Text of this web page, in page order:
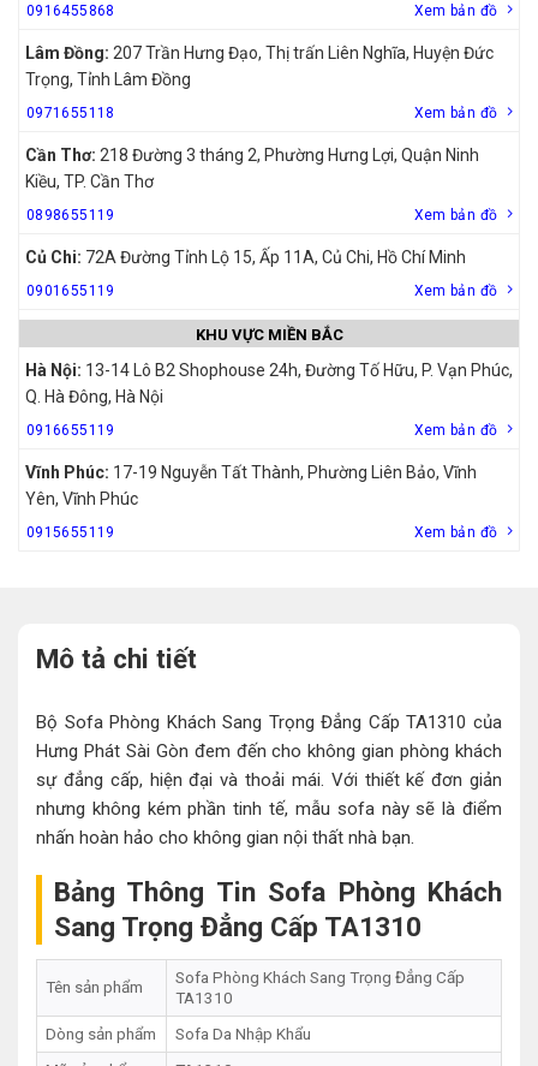
0916455868 Xem bản đồ
Lâm Đồng: 207 Trần Hưng Đạo, Thị trấn Liên Nghĩa, Huyện Đức
Trọng, Tỉnh Lâm Đồng
0971655118 Xem bản đồ
Cần Thơ: 218 Đường 3 tháng 2, Phường Hưng Lợi, Quận Ninh
Kiều, TP. Cần Thơ
0898655119 Xem bản đồ
Củ Chi: 72A Đường Tỉnh Lộ 15, Ấp 11A, Củ Chi, Hồ Chí Minh
0901655119 Xem bản đồ
KHU VỰC MIỀN BẮC
Hà Nội: 13-14 Lô B2 Shophouse 24h, Đường Tố Hữu, P. Vạn Phúc,
Q. Hà Đông, Hà Nội
0916655119 Xem bản đồ
Vĩnh Phúc: 17-19 Nguyễn Tất Thành, Phường Liên Bảo, Vĩnh
Yên, Vĩnh Phúc
0915655119 Xem bản đồ
Mô tả chi tiết
Bộ Sofa Phòng Khách Sang Trọng Đẳng Cấp TA1310 của
Hưng Phát Sài Gòn đem đến cho không gian phòng khách
sự đẳng cấp, hiện đại và thoải mái. Với thiết kế đơn giản
nhưng không kém phần tinh tế, mẫu sofa này sẽ là điểm
nhấn hoàn hảo cho không gian nội thất nhà bạn.
Bảng Thông Tin Sofa Phòng Khách
Sang Trọng Đẳng Cấp TA1310
Tên sản phẩm
Sofa Phòng Khách Sang Trọng Đẳng Cấp
TA1310
Dòng sản phẩm
Sofa Da Nhập Khẩu